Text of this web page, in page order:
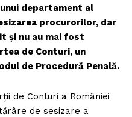
departament al
procurorilor, dar
și nu au mai fost
de Conturi, un
de Procedură Penală.
de Conturi a României
de sesizare a